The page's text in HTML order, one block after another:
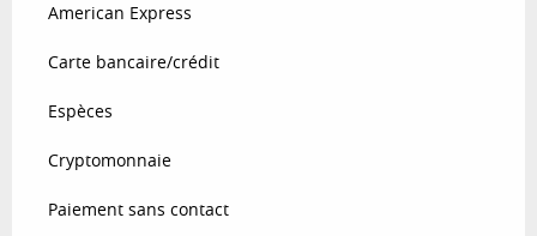
American Express
Carte bancaire/crédit
Espèces
Cryptomonnaie
Paiement sans contact